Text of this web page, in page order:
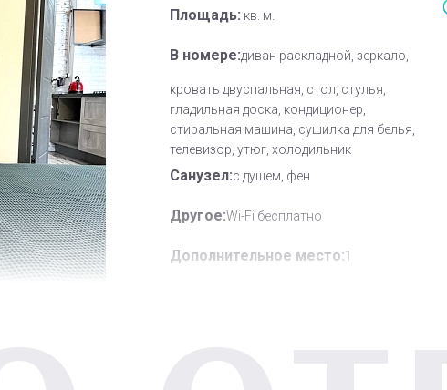
Площадь: кв. м.
В номере:диван раскладной, зеркало,
кровать двуспальная, стол, стулья,
гладильная доска, кондиционер,
стиральная машина, сушилка для белья,
телевизор, утюг, холодильник
Санузел:с душем, фен
Другое:Wi-Fi бесплатно
Дополнительное место:1